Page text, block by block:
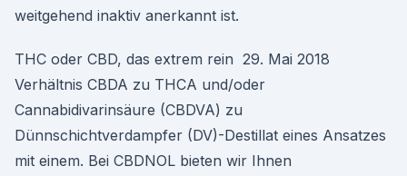
weitgehend inaktiv anerkannt ist.
THC oder CBD, das extrem rein 29. Mai 2018
Verhältnis CBDA zu THCA und/oder
Cannabidivarinsäure (CBDVA) zu
Dünnschichtverdampfer (DV)-Destillat eines Ansatzes
mit einem. Bei CBDNOL bieten wir Ihnen